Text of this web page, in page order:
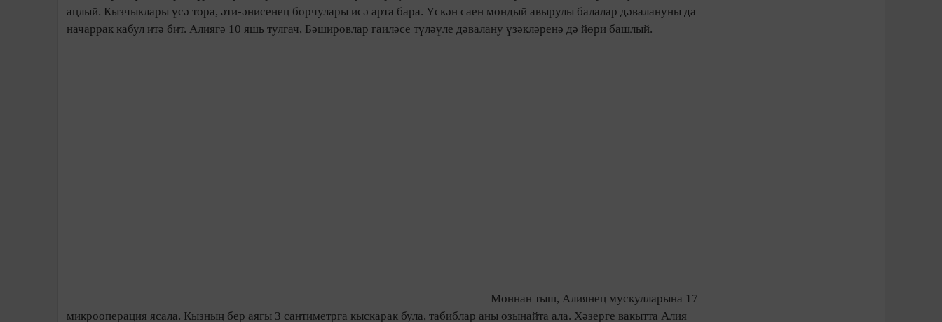
аңлый. Кызчыклары үсә тора, әти-әнисенең борчулары исә арта бара. Үскән саен мондый авырулы балалар дәвалануны да
начаррак кабул итә бит. Алиягә 10 яшь тулгач, Бәшировлар гаиләсе түләүле дәвалану үзәкләренә дә йөри башлый.
Моннан тыш, Алиянең мускулларына 17
микрооперация ясала. Кызның бер аягы 3 сантиметрга кыскарак була, табиблар аны озынайта ала. Хәзерге вакытта Алия